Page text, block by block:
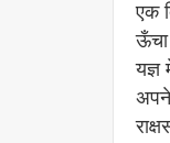
एक
ऊँचा
यज्ञ
अपने